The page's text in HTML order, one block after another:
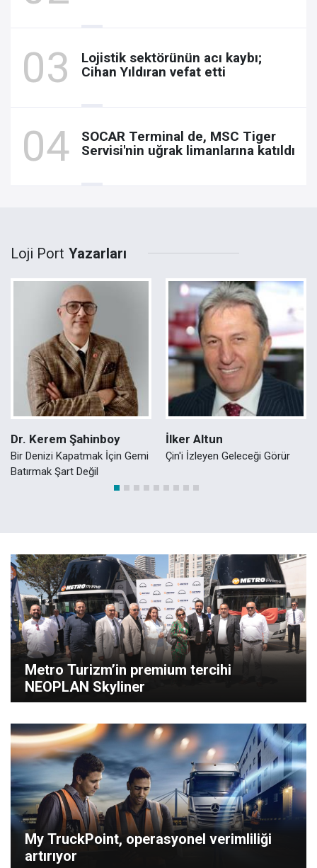
Lojistik sektörünün acı kaybı;
Cihan Yıldıran vefat etti
SOCAR Terminal de, MSC Tiger
Servisi'nin uğrak limanlarına katıldı
Loji Port Yazarları
Dr. Kerem Şahinboy
Bir Denizi Kapatmak İçin Gemi
Batırmak Şart Değil
İlker Altun
Çin'i İzleyen Geleceği Görür
Metro Turizm’in premium tercihi
NEOPLAN Skyliner
My TruckPoint, operasyonel verimliliği
artırıyor